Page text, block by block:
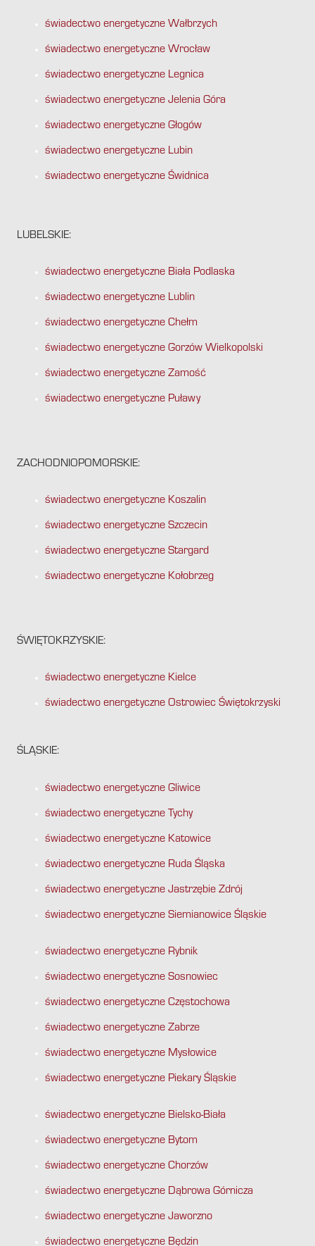
świadectwo energetyczne Wałbrzych
świadectwo energetyczne Wrocław
świadectwo energetyczne Legnica
świadectwo energetyczne Jelenia Góra
świadectwo energetyczne Głogów
świadectwo energetyczne Lubin
świadectwo energetyczne Świdnica
LUBELSKIE:
świadectwo energetyczne Biała Podlaska
świadectwo energetyczne Lublin
świadectwo energetyczne Chełm
świadectwo energetyczne Gorzów Wielkopolski
świadectwo energetyczne Zamość
świadectwo energetyczne Puławy
ZACHODNIOPOMORSKIE:
świadectwo energetyczne Koszalin
świadectwo energetyczne Szczecin
świadectwo energetyczne Stargard
świadectwo energetyczne Kołobrzeg
ŚWIĘTOKRZYSKIE:
świadectwo energetyczne Kielce
świadectwo energetyczne Ostrowiec Świętokrzyski
ŚLĄSKIE:
świadectwo energetyczne Gliwice
świadectwo energetyczne Tychy
świadectwo energetyczne Katowice
świadectwo energetyczne Ruda Śląska
świadectwo energetyczne Jastrzębie Zdrój
świadectwo energetyczne Siemianowice Śląskie
świadectwo energetyczne Rybnik
świadectwo energetyczne Sosnowiec
świadectwo energetyczne Częstochowa
świadectwo energetyczne Zabrze
świadectwo energetyczne Mysłowice
świadectwo energetyczne Piekary Śląskie
świadectwo energetyczne Bielsko-Biała
świadectwo energetyczne Bytom
świadectwo energetyczne Chorzów
świadectwo energetyczne Dąbrowa Górnicza
świadectwo energetyczne Jaworzno
świadectwo energetyczne Będzin